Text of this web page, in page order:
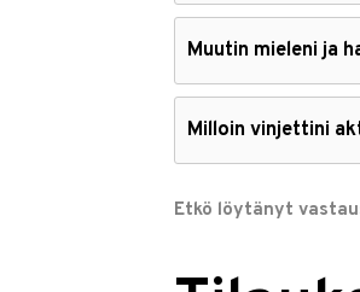
Muutin mieleni ja
Milloin vinjettini
Etkö löytänyt